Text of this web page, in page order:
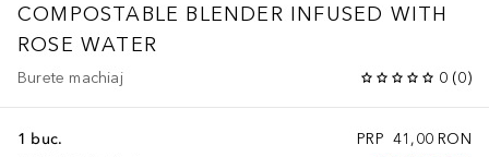
COMPOSTABLE BLENDER INFUSED WITH
ROSE WATER
Burete machiaj 0 (0)
PRP 41,00 RON
1 buc.